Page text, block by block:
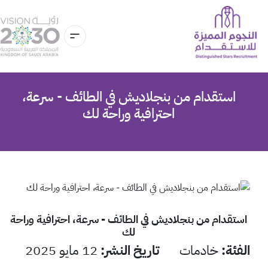
استقدام من بنجلاديش في الطائف - سرعة،
احترافية وراحة لك
استقدام من بنجلاديش في الطائف - سرعة، احترافية وراحة
لك
الفئة:خادمات تاريخ النشر: 12 مايو 2025